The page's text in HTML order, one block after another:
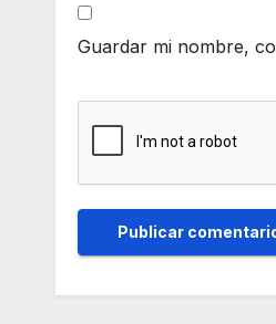
Guardar mi nombre,